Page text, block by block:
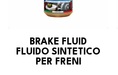
BRAKE FLUID
FLUIDO SINTETICO
PER FRENI